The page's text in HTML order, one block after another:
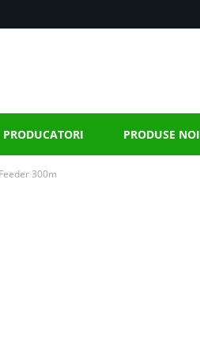
PRODUCATORI PRODUSE NOI
300m